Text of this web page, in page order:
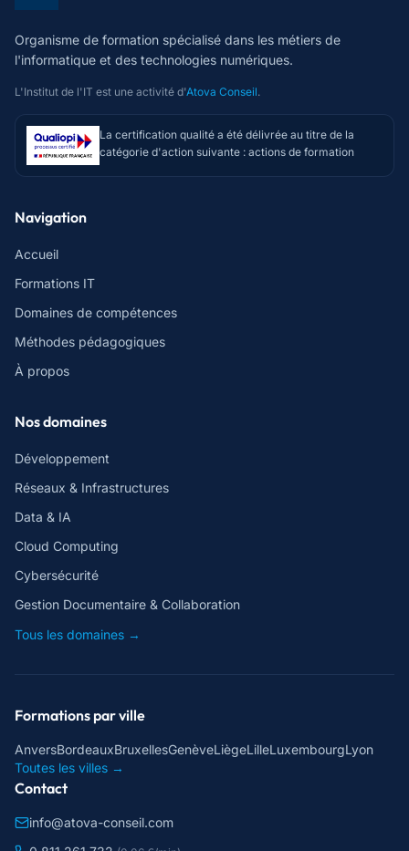
Organisme de formation spécialisé dans les métiers de
l'informatique et des technologies numériques.
L'Institut de l'IT est une activité d'Atova Conseil.
La certification qualité a été délivrée au titre de la
catégorie d'action suivante : actions de formation
Navigation
Accueil
Formations IT
Domaines de compétences
Méthodes pédagogiques
À propos
Nos domaines
Développement
Réseaux & Infrastructures
Data & IA
Cloud Computing
Cybersécurité
Gestion Documentaire & Collaboration
Tous les domaines →
Formations par ville
AnversBordeauxBruxellesGenèveLiègeLilleLuxembourgLyon
Toutes les villes →
Contact
info@atova-conseil.com